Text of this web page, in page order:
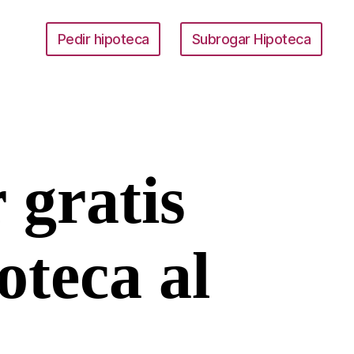
Pedir hipoteca Subrogar Hipoteca
gratis
al